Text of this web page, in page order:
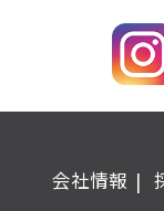
会社情報